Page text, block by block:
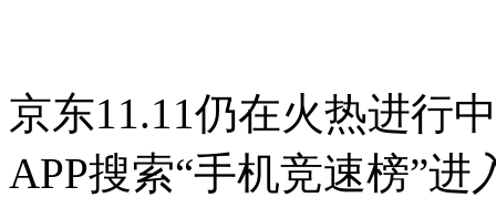
京东11.11仍在火热进行
APP搜索“手机竞速榜”